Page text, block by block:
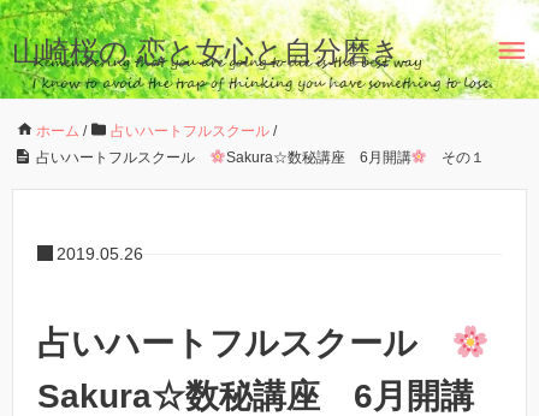
山崎桜の 恋と女心と自分磨き
ホーム / 占いハートフルスクール /
占いハートフルスクール
Sakura☆数秘講座 6月開講 その１
2019.05.26
占いハートフルスクール
Sakura☆数秘講座 6月開講